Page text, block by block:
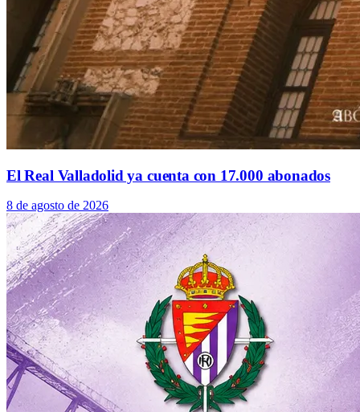
El Real Valladolid ya cuenta con 17.000 abonados
8 de agosto de 2026